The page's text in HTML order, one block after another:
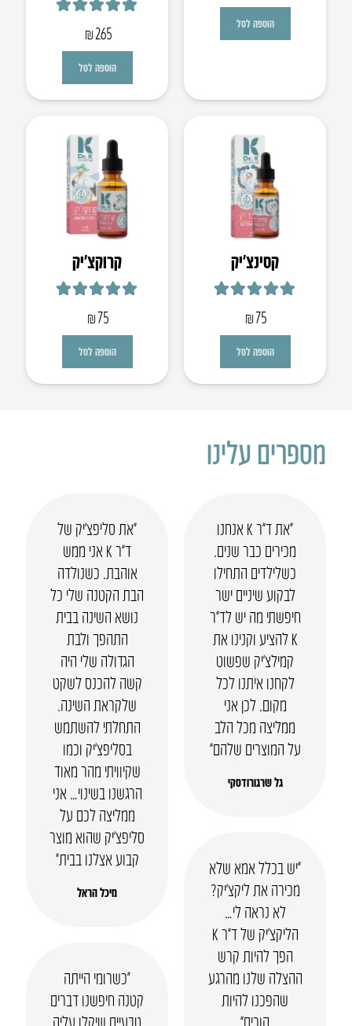
הוספה לסל ₪265
הוספה לסל
קסינצ’יק
₪75
הוספה לסל
קרוקצ׳יק
₪75
הוספה לסל
מספרים עלינו
“את ד”ר K אנחנו
מכירים כבר שנים.
כשלילדים התחילו
לבקוע שיניים ישר
חיפשתי מה יש לד”ר
K להציע וקנינו את
קמילצ’יק שפשוט
לקחנו איתנו לכל
מקום. לכן אני
ממליצה מכל הלב
על המוצרים שלהם”
גל שרגורודסקי
“את סליפצ’יק של
ד”ר K אני ממש
אוהבת. כשנולדה
הבת הקטנה שלי כל
נושא השינה בבית
התהפך ולבת
הגדולה שלי היה
קשה להכנס לשקט
שלקראת השינה.
התחלתי להשתמש
בסליפצ’יק וכמו
שקיוויתי מהר מאוד
הרגשנו בשינוי… אני
ממליצה לכם על
סליפצ’יק שהוא מוצר
קבוע אצלנו בבית”
מיכל הראל
“יש בכלל אמא שלא
מכירה את ליקצ’יק?
לא נראה לי…
הליקצ’יק של ד”ר K
הפך להיות קרש
ההצלה שלנו מהרגע
שהפכנו להיות
הורים”
“כשרומי הייתה
קטנה חיפשנו דברים
טבעיים שיקלו עליה